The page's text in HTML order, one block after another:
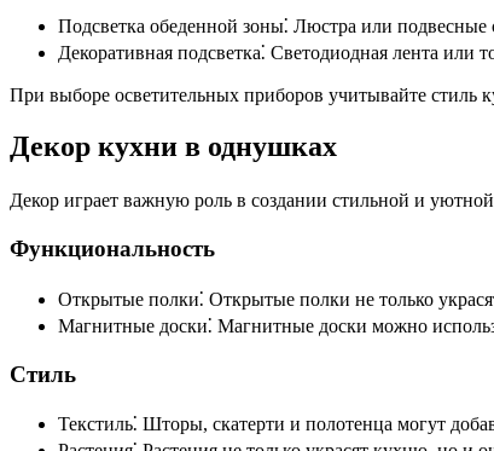
Подсветка обеденной зоны⁚ Люстра или
Декоративная подсветка⁚ Светодиодная лента или
При выборе осветительных приборов учитывайте стиль
Декор кухни в однушках
Декор играет важную роль в создании стильной и
Функциональность
Открытые полки⁚ Открытые полки не только
Магнитные доски⁚ Магнитные доски можно
Стиль
Текстиль⁚ Шторы, скатерти и полотенца могут